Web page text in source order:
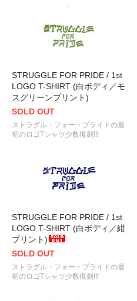
STRUGGLE FOR PRIDE / 1st
LOGO T-SHIRT (白ボディ／モ
スグリーンプリント)
SOLD OUT
ストラグル・フォー・プライドの最
初のロゴTシャツ少数復刻!!!
STRUGGLE FOR PRIDE / 1st
LOGO T-SHIRT (白ボディ／紺
プリント)
SOLD OUT
ストラグル・フォー・プライドの最
初のロゴTシャツ少数復刻!!!